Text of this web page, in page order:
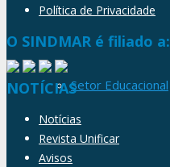
Setor Educacional
Política de Privacidade
O SINDMAR é filiado a:
NOTÍCIAS
Notícias
Revista Unificar
Avisos